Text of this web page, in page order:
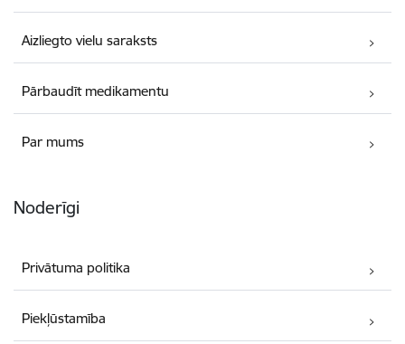
Aizliegto vielu saraksts
Pārbaudīt medikamentu
Par mums
Noderīgi
Privātuma politika
Piekļūstamība